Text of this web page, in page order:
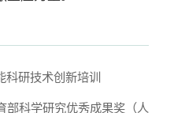
科研技术创新培训
部科学研究优秀成果奖（人